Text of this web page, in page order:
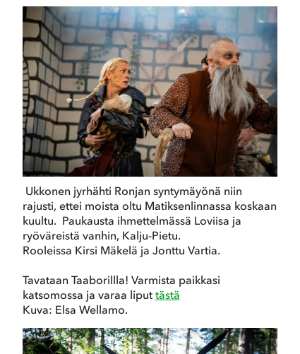
Ukkonen jyrhähti Ronjan syntymäyönä niin
rajusti, ettei moista oltu Matiksenlinnassa koskaan
kuultu. Paukausta ihmettelmässä Loviisa ja
ryöväreistä vanhin, Kalju-Pietu.
Rooleissa Kirsi Mäkelä ja Jonttu Vartia.
Tavataan Taaborillla! Varmista paikkasi
katsomossa ja varaa liput tästä
Kuva: Elsa Wellamo.